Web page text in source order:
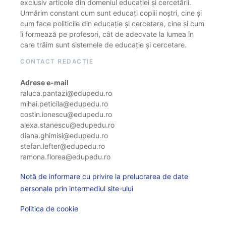
exclusiv articole din domeniul educației și cercetării.
Urmărim constant cum sunt educați copiii noștri, cine și
cum face politicile din educație și cercetare, cine și cum
îi formează pe profesori, cât de adecvate la lumea în
care trăim sunt sistemele de educație și cercetare.
CONTACT REDACȚIE
Adrese e-mail
raluca.pantazi@edupedu.ro
mihai.peticila@edupedu.ro
costin.ionescu@edupedu.ro
alexa.stanescu@edupedu.ro
diana.ghimisi@edupedu.ro
stefan.lefter@edupedu.ro
ramona.florea@edupedu.ro
Notă de informare cu privire la prelucrarea de date
personale prin intermediul site-ului
Politica de cookie